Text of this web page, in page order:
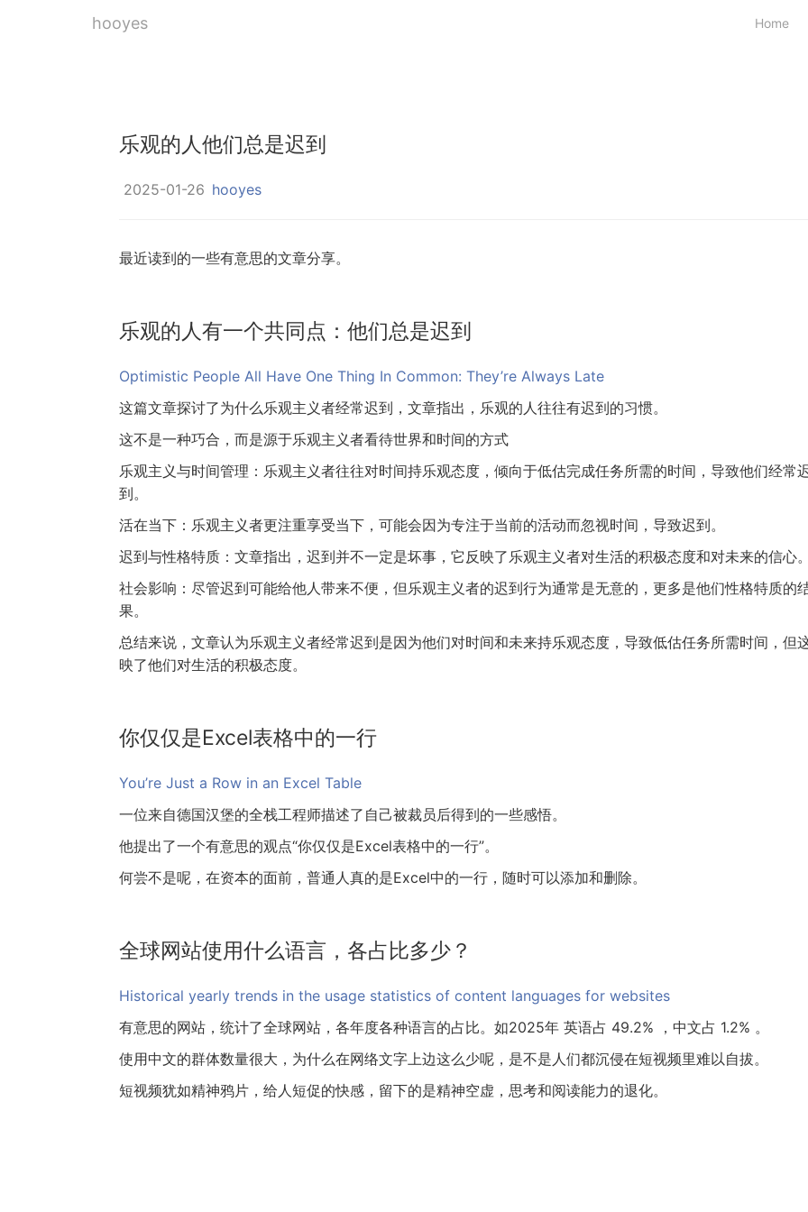
hooyes Home
乐观的人他们总是迟到
2025-01-26 hooyes
最近读到的一些有意思的文章分享。
乐观的人有一个共同点：他们总是迟到
Optimistic People All Have One Thing In Common: They’re Always Late
这篇文章探讨了为什么乐观主义者经常迟到，文章指出，乐观的人往往有迟到的习惯。
这不是一种巧合，而是源于乐观主义者看待世界和时间的方式
乐观主义与时间管理：乐观主义者往往对时间持乐观态度，倾向于低估完成任务所需的时间，导致他们经常
到。
活在当下：乐观主义者更注重享受当下，可能会因为专注于当前的活动而忽视时间，导致迟到。
迟到与性格特质：文章指出，迟到并不一定是坏事，它反映了乐观主义者对生活的积极态度和对未来的信心。
社会影响：尽管迟到可能给他人带来不便，但乐观主义者的迟到行为通常是无意的，更多是他们性格特质的
果。
总结来说，文章认为乐观主义者经常迟到是因为他们对时间和未来持乐观态度，导致低估任务所需时间，但
映了他们对生活的积极态度。
你仅仅是Excel表格中的一行
You’re Just a Row in an Excel Table
一位来自德国汉堡的全栈工程师描述了自己被裁员后得到的一些感悟。
他提出了一个有意思的观点“你仅仅是Excel表格中的一行”。
何尝不是呢，在资本的面前，普通人真的是Excel中的一行，随时可以添加和删除。
全球网站使用什么语言，各占比多少？
Historical yearly trends in the usage statistics of content languages for websites
有意思的网站，统计了全球网站，各年度各种语言的占比。如2025年 英语占 49.2% ，中文占 1.2% 。
使用中文的群体数量很大，为什么在网络文字上边这么少呢，是不是人们都沉侵在短视频里难以自拔。
短视频犹如精神鸦片，给人短促的快感，留下的是精神空虚，思考和阅读能力的退化。